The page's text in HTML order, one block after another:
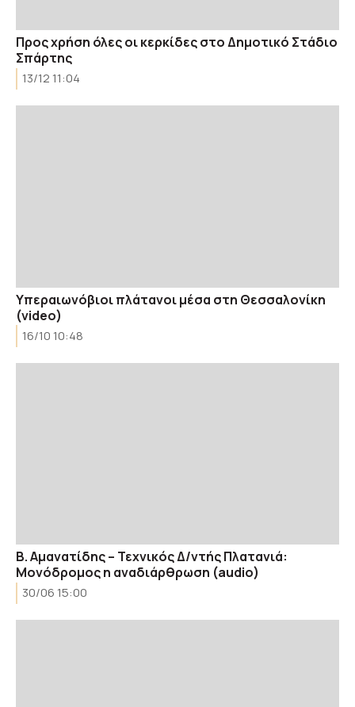
Προς χρήση όλες οι κερκίδες στο Δημοτικό Στάδιο
Σπάρτης
13/12 11:04
Υπεραιωνόβιοι πλάτανοι μέσα στη Θεσσαλονίκη
(video)
16/10 10:48
Β. Αμανατίδης – Τεχνικός Δ/ντής Πλατανιά:
Μονόδρομος η αναδιάρθρωση (audio)
30/06 15:00